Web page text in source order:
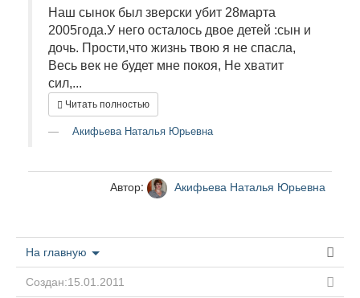
Наш сынок был зверски убит 28марта
2005года.У него осталось двое детей :сын и
дочь. Прости,что жизнь твою я не спасла,
Весь век не будет мне покоя, Не хватит
сил,...
Читать полностью
Акифьева Наталья Юрьевна
Автор: Акифьева Наталья Юрьевна
На главную
Создан:15.01.2011